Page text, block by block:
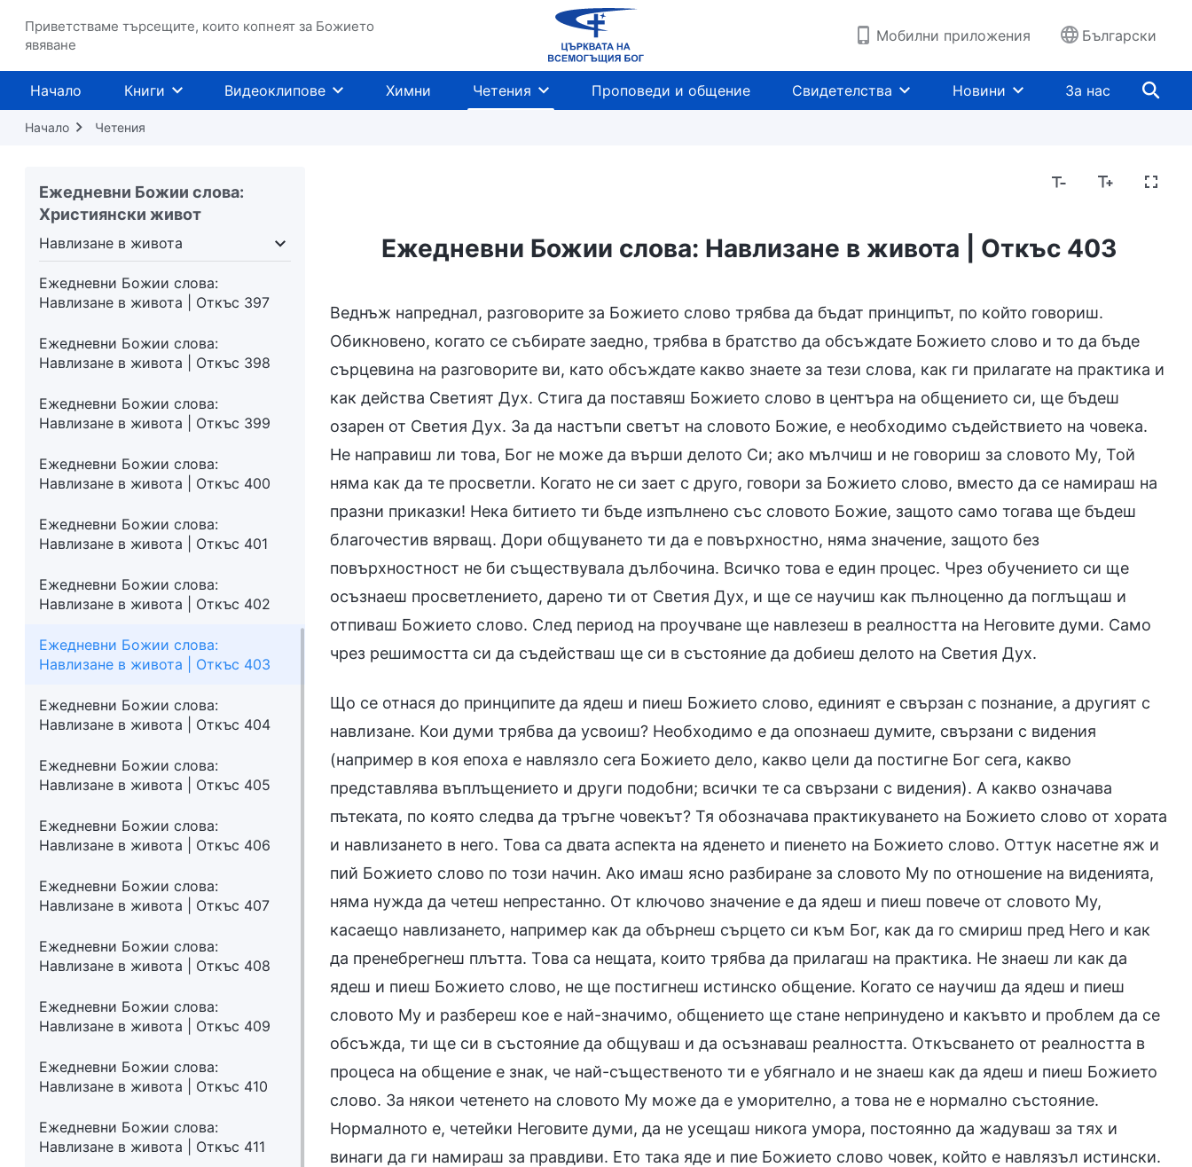
Приветстваме търсещите, които копнеят за Божието
явяване
Мобилни приложения Български
Начало Книги Видеоклипове Химни Четения Проповеди и общение Свидетелства Новини За нас
Начало Четения
Ежедневни Божии слова:
Християнски живот
Навлизане в живота
Навлизане в живота Предназначения и изход
Ежедневни Божии слова:
Ежедневни Божии слова:
Навлизане в живота | Откъс 394
Навлизане в живота | Откъс 395
Ежедневни Божии слова:
Навлизане в живота | Откъс 396
Ежедневни Божии слова:
Навлизане в живота | Откъс 397
Ежедневни Божии слова:
Навлизане в живота | Откъс 398
Ежедневни Божии слова:
Навлизане в живота | Откъс 399
Ежедневни Божии слова:
Навлизане в живота | Откъс 400
Ежедневни Божии слова:
Навлизане в живота | Откъс 401
Ежедневни Божии слова:
Навлизане в живота | Откъс 402
Ежедневни Божии слова:
Навлизане в живота | Откъс 403
Ежедневни Божии слова:
Навлизане в живота | Откъс 404
Ежедневни Божии слова:
Навлизане в живота | Откъс 405
Ежедневни Божии слова:
Навлизане в живота | Откъс 406
Ежедневни Божии слова:
Навлизане в живота | Откъс 407
Ежедневни Божии слова:
Навлизане в живота | Откъс 408
Ежедневни Божии слова:
Навлизане в живота | Откъс 409
Ежедневни Божии слова:
Навлизане в живота | Откъс 410
Ежедневни Божии слова:
Навлизане в живота | Откъс 411
Ежедневни Божии слова: Навлизане в живота | Откъс 403
Веднъж напреднал, разговорите за Божието слово трябва да бъдат принципът, по който говориш.
Обикновено, когато се събирате заедно, трябва в братство да обсъждате Божието слово и то да бъде
сърцевина на разговорите ви, като обсъждате какво знаете за тези слова, как ги прилагате на практика и
как действа Светият Дух. Стига да поставяш Божието слово в центъра на общението си, ще бъдеш
озарен от Светия Дух. За да настъпи светът на словото Божие, е необходимо съдействието на човека.
Не направиш ли това, Бог не може да върши делото Си; ако мълчиш и не говориш за словото Му, Той
няма как да те просветли. Когато не си зает с друго, говори за Божието слово, вместо да се намираш на
празни приказки! Нека битието ти бъде изпълнено със словото Божие, защото само тогава ще бъдеш
благочестив вярващ. Дори общуването ти да е повърхностно, няма значение, защото без
повърхностност не би съществувала дълбочина. Всичко това е един процес. Чрез обучението си ще
осъзнаеш просветлението, дарено ти от Светия Дух, и ще се научиш как пълноценно да поглъщаш и
отпиваш Божието слово. След период на проучване ще навлезеш в реалността на Неговите думи. Само
чрез решимостта си да съдействаш ще си в състояние да добиеш делото на Светия Дух.
Що се отнася до принципите да ядеш и пиеш Божието слово, единият е свързан с познание, а другият с
навлизане. Кои думи трябва да усвоиш? Необходимо е да опознаеш думите, свързани с видения
(например в коя епоха е навлязло сега Божието дело, какво цели да постигне Бог сега, какво
представлява въплъщението и други подобни; всички те са свързани с видения). А какво означава
пътеката, по която следва да тръгне човекът? Тя обозначава практикуването на Божието слово от хората
и навлизането в него. Това са двата аспекта на яденето и пиенето на Божието слово. Оттук насетне яж и
пий Божието слово по този начин. Ако имаш ясно разбиране за словото Му по отношение на виденията,
няма нужда да четеш непрестанно. От ключово значение е да ядеш и пиеш повече от словото Му,
касаещо навлизането, например как да обърнеш сърцето си към Бог, как да го смириш пред Него и как
да пренебрегнеш плътта. Това са нещата, които трябва да прилагаш на практика. Не знаеш ли как да
ядеш и пиеш Божието слово, не ще постигнеш истинско общение. Когато се научиш да ядеш и пиеш
словото Му и разбереш кое е най-значимо, общението ще стане непринудено и какъвто и проблем да се
обсъжда, ти ще си в състояние да общуваш и да осъзнаваш реалността. Откъсването от реалността в
процеса на общение е знак, че най-същественото ти е убягнало и не знаеш как да ядеш и пиеш Божието
слово. За някои четенето на словото Му може да е уморително, а това не е нормално състояние.
Нормалното е, четейки Неговите думи, да не усещаш никога умора, постоянно да жадуваш за тях и
винаги да ги намираш за правдиви. Ето така яде и пие Божието слово човек, който е навлязъл истински.